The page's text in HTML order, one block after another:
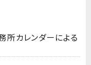
カレンダーによる